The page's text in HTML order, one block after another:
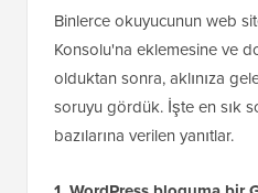
Binlerce okuyucunun web
Konsolu'na eklemesine ve
olduktan sonra, aklınıza
soruyu gördük. İşte en sık
bazılarına verilen yanıtlar.